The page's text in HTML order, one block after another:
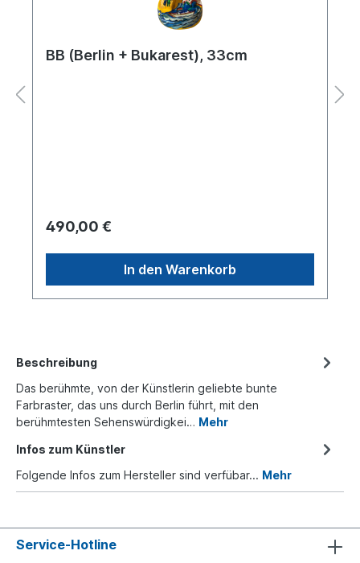
BB (Berlin + Bukarest), 33cm
490,00 €
In den Warenkorb
Beschreibung
Das berühmte, von der Künstlerin geliebte bunte
Farbraster, das uns durch Berlin führt, mit den
berühmtesten Sehenswürdigkei… Mehr
Infos zum Künstler
Folgende Infos zum Hersteller sind verfübar... Mehr
Service-Hotline